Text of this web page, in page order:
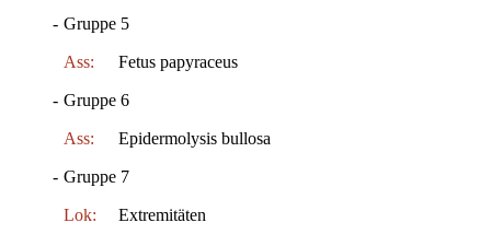
- Gruppe 5
Ass: Fetus papyraceus
- Gruppe 6
Ass: Epidermolysis bullosa
- Gruppe 7
Lok: Extremitäten